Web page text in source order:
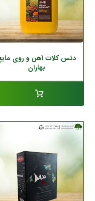
دنس کلات آهن و روی
بهاران